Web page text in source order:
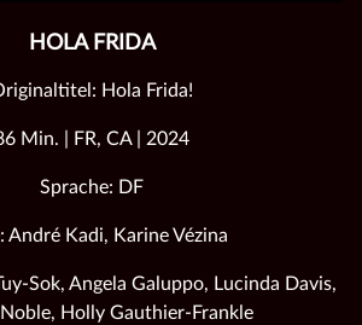
HOLA FRIDA
Hola Frida!
Min. | FR, CA | 2024
Sprache: DF
André Kadi, Karine Vézina
Sok, Angela Galuppo, Lucinda Davis,
Noble, Holly Gauthier-Frankle